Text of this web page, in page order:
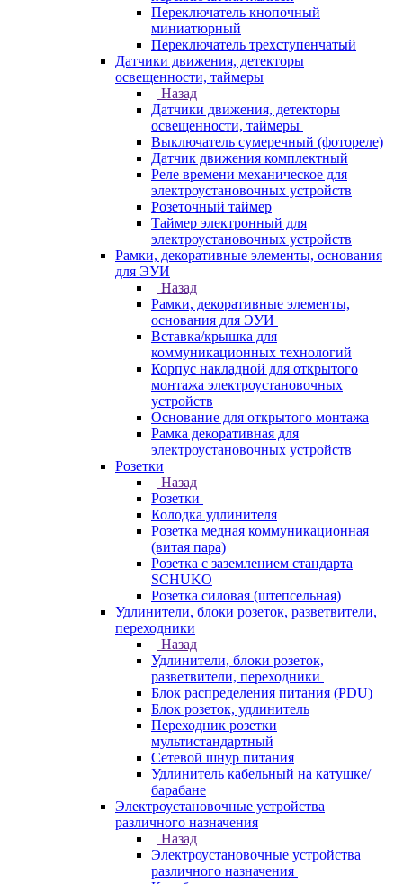
Переключатель кнопочный
миниатюрный
Переключатель трехступенчатый
Датчики движения, детекторы
освещенности, таймеры
Назад
Датчики движения, детекторы
освещенности, таймеры
Выключатель сумеречный (фотореле)
Датчик движения комплектный
Реле времени механическое для
электроустановочных устройств
Розеточный таймер
Таймер электронный для
электроустановочных устройств
Рамки, декоративные элементы, основания
для ЭУИ
Назад
Рамки, декоративные элементы,
основания для ЭУИ
Вставка/крышка для
коммуникационных технологий
Корпус накладной для открытого
монтажа электроустановочных
устройств
Основание для открытого монтажа
Рамка декоративная для
электроустановочных устройств
Розетки
Назад
Розетки
Колодка удлинителя
Розетка медная коммуникационная
(витая пара)
Розетка с заземлением стандарта
SCHUKO
Розетка силовая (штепсельная)
Удлинители, блоки розеток, разветвители,
переходники
Назад
Удлинители, блоки розеток,
разветвители, переходники
Блок распределения питания (PDU)
Блок розеток, удлинитель
Переходник розетки
мультистандартный
Сетевой шнур питания
Удлинитель кабельный на катушке/
барабане
Электроустановочные устройства
различного назначения
Назад
Электроустановочные устройства
различного назначения